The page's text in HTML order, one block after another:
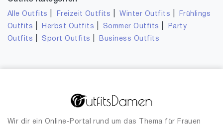
Alle Outfits Freizeit Outfits |Winter Outfits
Frühlings
Outfits
Herbst Outfits Sommer Outfits
Party
Outfits
Sport Outfits Business Outfits
Wir dir ein Online-Portal rund um das Thema für Frauen